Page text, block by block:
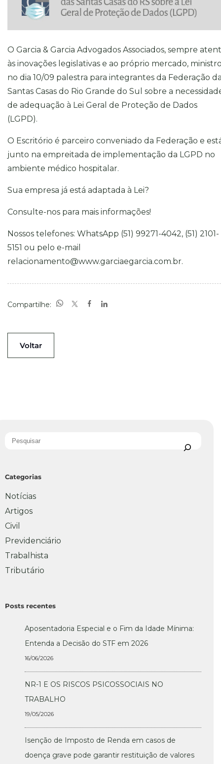
O Garcia & Garcia Advogados Associados, sempre
às inovações legislativas e ao próprio mercado,
no dia 10/09 palestra para integrantes da Federação
Santas Casas do Rio Grande do Sul sobre a
de adequação à Lei Geral de Proteção de Dados
(LGPD).
O Escritório é parceiro conveniado da Federação e
junto na empreitada de implementação da LGPD no
ambiente médico hospitalar.
Sua empresa já está adaptada à Lei?
Consulte-nos para mais informações!
Nossos telefones: WhatsApp (51) 99271-4042, (51) 2101-
5151 ou pelo e-mail
relacionamento@www.garciaegarcia.com.br.
Compartilhe:
Voltar
Categorias
Notícias
Artigos
Civil
Previdenciário
Trabalhista
Tributário
Posts recentes
Aposentadoria Especial e o Fim da Idade Mínima:
Entenda a Decisão do STF em 2026
16/06/2026
NR-1 E OS RISCOS PSICOSSOCIAIS NO
TRABALHO
19/05/2026
Isenção de Imposto de Renda em casos de
doença grave pode garantir restituição de valores